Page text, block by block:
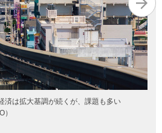
済は拡大基調が続くが、課題も多い
）